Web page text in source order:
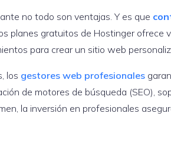
no todo son ventajas. Y es que
planes gratuitos de Hostinger ofrece
para crear un sitio web
los gestores web profesionales
de motores de búsqueda (SEO),
la inversión en profesionales